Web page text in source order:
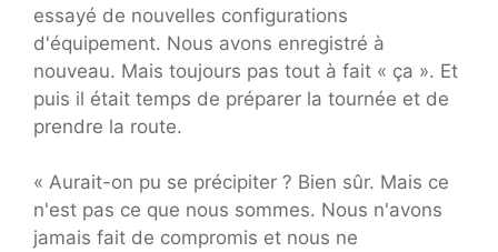
essayé de nouvelles configurations
d'équipement. Nous avons enregistré à
nouveau. Mais toujours pas tout à fait « ça ». Et
puis il était temps de préparer la tournée et de
prendre la route.
« Aurait-on pu se précipiter ? Bien sûr. Mais ce
n'est pas ce que nous sommes. Nous n'avons
jamais fait de compromis et nous ne